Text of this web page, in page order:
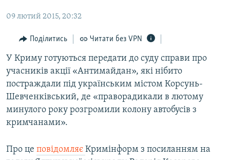
до
ВСЕ ЗА ДЕНЬ
СПЕЦПРОЕКТИ
ВІДЕОУРОКИ «ELIFBE»
СВІДЧЕННЯ ОКУПАЦІЇ
ІНФОГРАФІКА
ЯК ОБІЙТИ БЛОКУВАННЯ
Русский
Qırımtatar
ДОЛУЧАЙСЯ!
09 лютий 2015, 20:32
Поділитись Читати без VPN
У Криму готуються передати до суду справи про
учасників акції «Антимайдан», які нібито
постраждали під українським містом Корсунь-
Шевченківський, де «праворадикали в лютому
минулого року розгромили колону автобусів з
кримчанами».
Про це повідомляє Кримінформ з посиланням на